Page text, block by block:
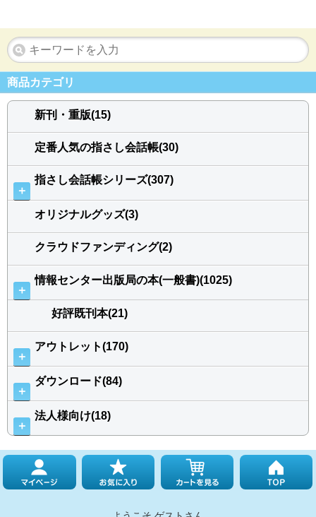
商品カテゴリ
新刊・重版(15)
定番人気の指さし会話帳(30)
＋
指さし会話帳シリーズ(307)
オリジナルグッズ(3)
クラウドファンディング(2)
＋
情報センター出版局の本(一般書)(1025)
好評既刊本(21)
＋
アウトレット(170)
＋
ダウンロード(84)
＋
法人様向け(18)